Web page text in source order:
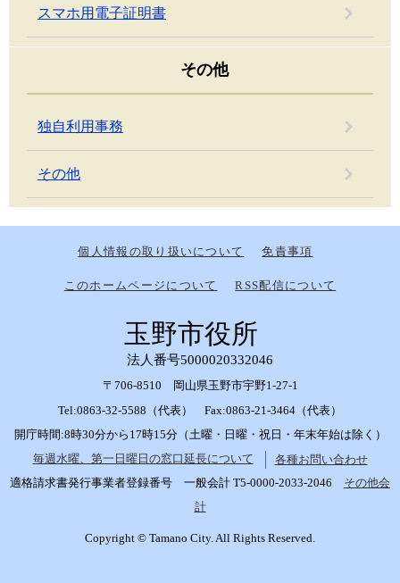
スマホ用電子証明書
その他
独自利用事務
その他
個人情報の取り扱いについて 免責事項
このホームページについて RSS配信について
玉野市役所
法人番号5000020332046
〒706-8510 岡山県玉野市宇野1-27-1
Tel:0863-32-5588（代表） Fax:0863-21-3464（代表）
開庁時間:8時30分から17時15分（土曜・日曜・祝日・年末年始は除く）
毎週水曜、第一日曜日の窓口延長について
各種お問い合わせ
適格請求書発行事業者登録番号 一般会計 T5-0000-2033-2046 その他会
計
Copyright © Tamano City. All Rights Reserved.